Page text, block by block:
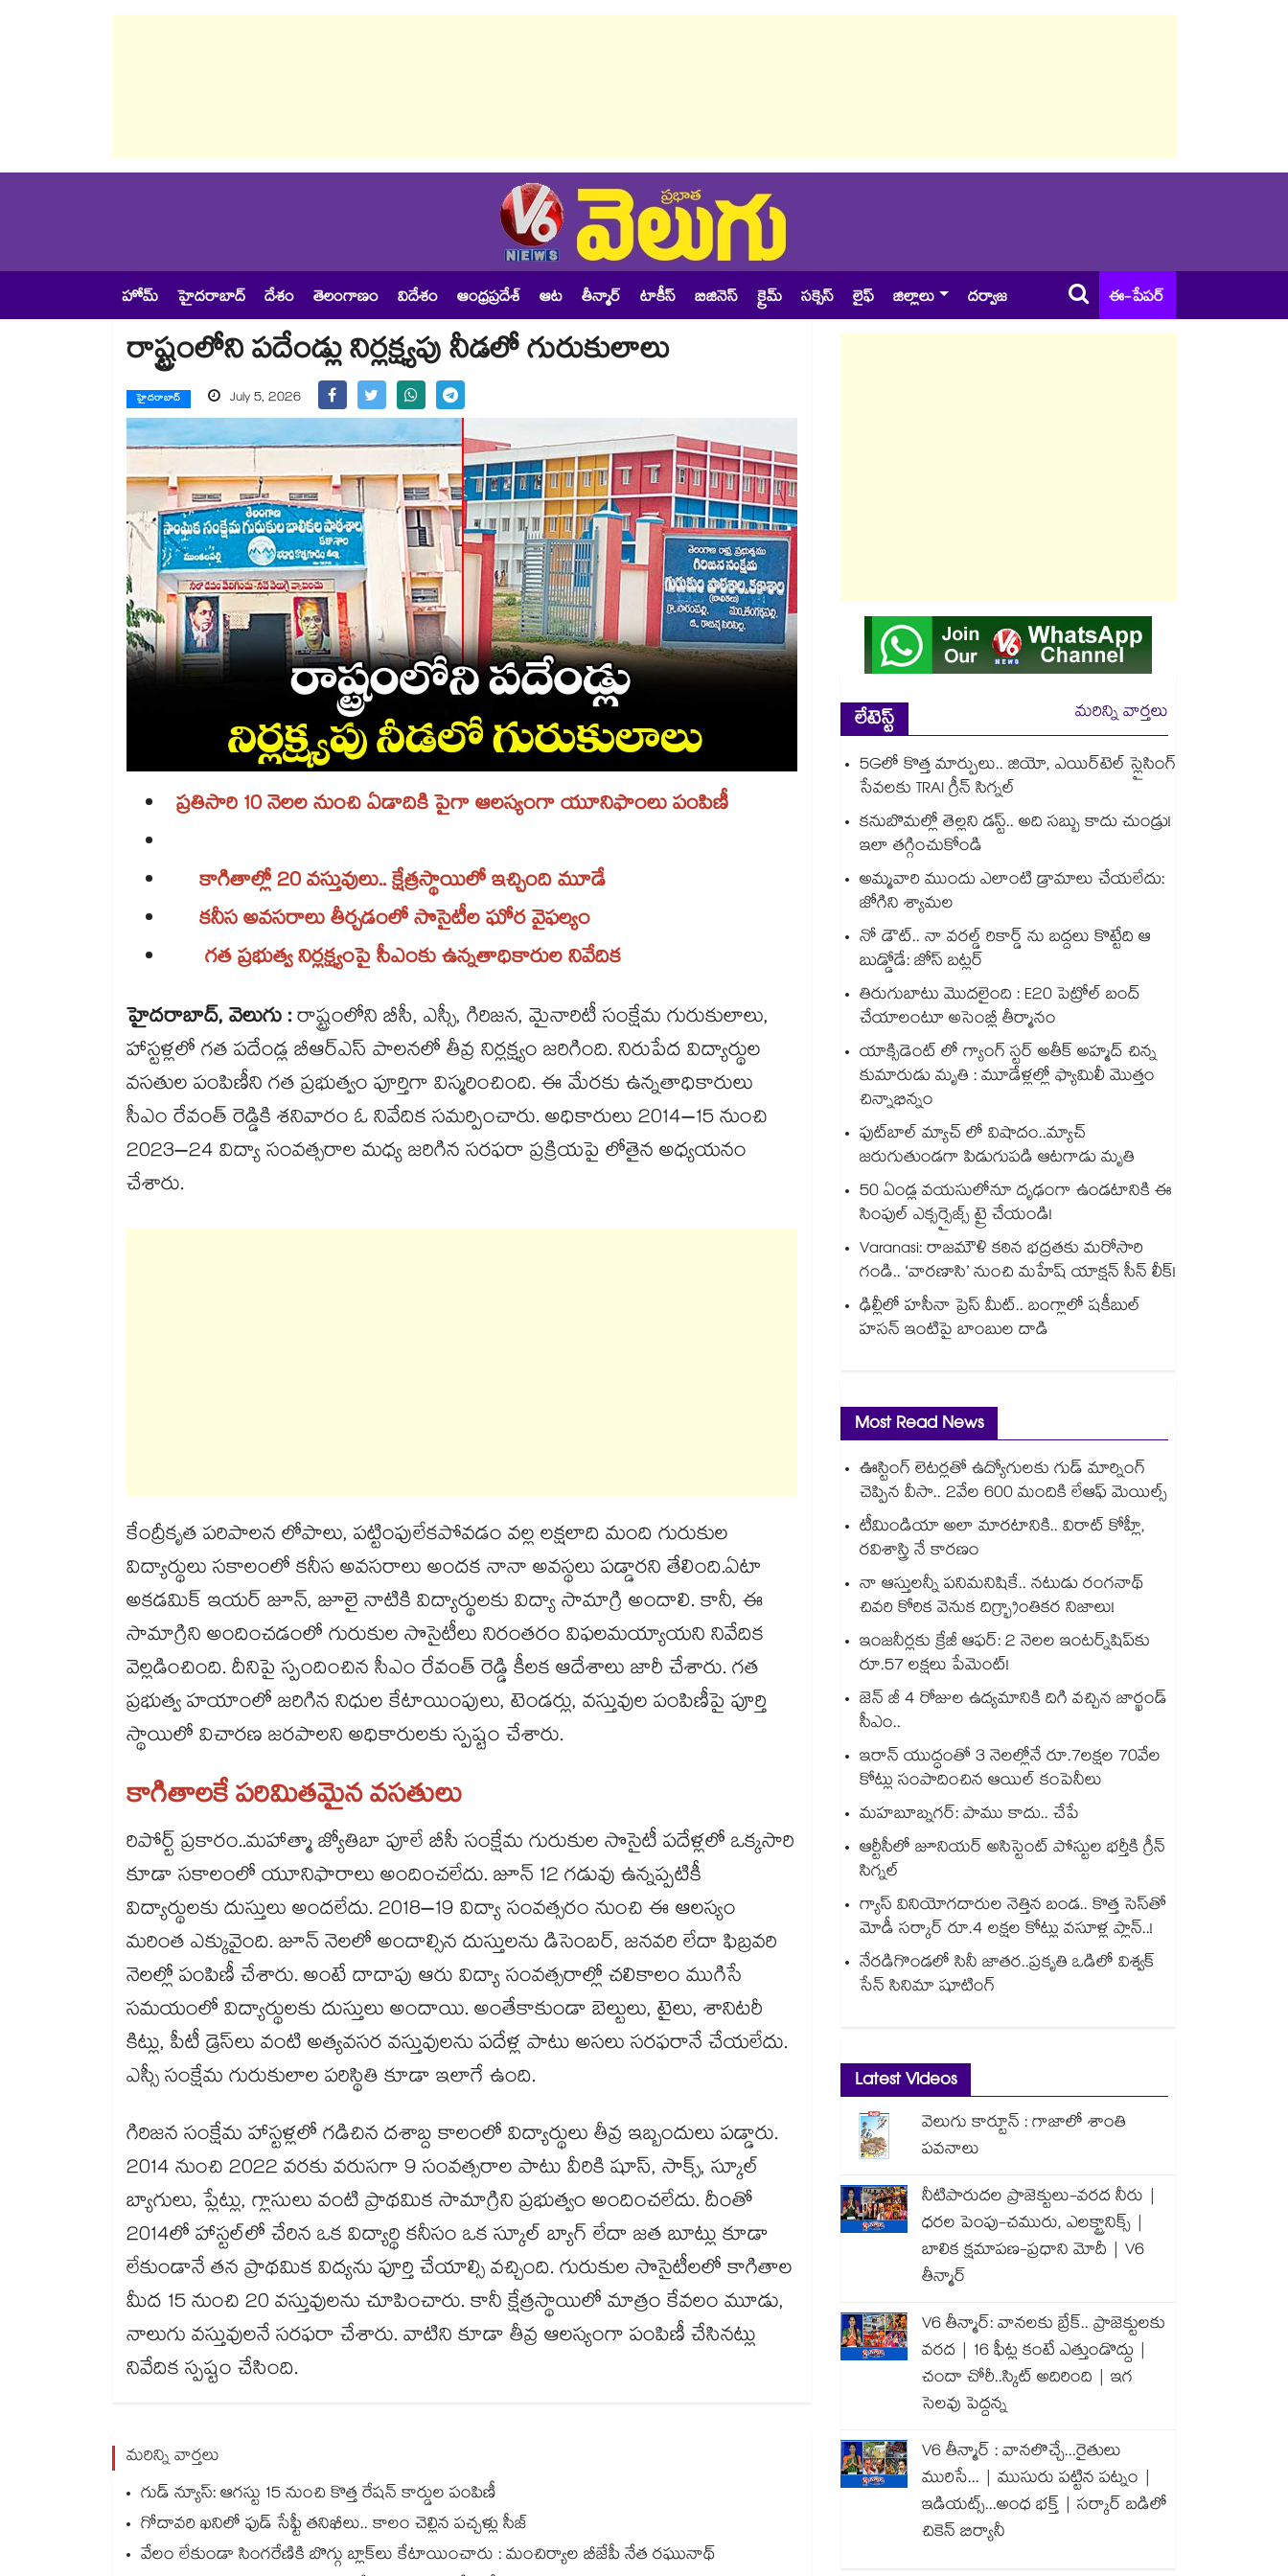
హోమ్ హైదరాబాద్ దేశం తెలంగాణం విదేశం ఆంధ్రప్రదేశ్ ఆట తీన్మార్ టాకీస్ బిజినెస్ క్రైమ్ సక్సెస్ లైఫ్ జిల్లాలు దర్వాజ ఈ-పేపర్
రాష్ట్రంలోని పదేండ్లు నిర్లక్ష్యపు నీడలో గురుకులాలు
హైదరాబాద్ July 5, 2026
ప్రతిసారి 10 నెలల నుంచి ఏడాదికి పైగా ఆలస్యంగా యూనిఫాంలు పంపిణీ
కాగితాల్లో 20 వస్తువులు.. క్షేత్రస్థాయిలో ఇచ్చింది మూడే
కనీస అవసరాలు తీర్చడంలో సొసైటీల ఘోర వైఫల్యం
గత ప్రభుత్వ నిర్లక్ష్యంపై సీఎంకు ఉన్నతాధికారుల నివేదిక
హైదరాబాద్, వెలుగు :రాష్ట్రంలోని బీసీ, ఎస్సీ, గిరిజన, మైనారిటీ సంక్షేమ గురుకులాలు,
హాస్టళ్లలో గత పదేండ్ల బీఆర్ఎస్ పాలనలో తీవ్ర నిర్లక్ష్యం జరిగింది. నిరుపేద విద్యార్థుల
వసతుల పంపిణీని గత ప్రభుత్వం పూర్తిగా విస్మరించింది. ఈ మేరకు ఉన్నతాధికారులు
సీఎం రేవంత్ రెడ్డికి శనివారం ఓ నివేదిక సమర్పించారు. అధికారులు 2014–15 నుంచి
2023–24 విద్యా సంవత్సరాల మధ్య జరిగిన సరఫరా ప్రక్రియపై లోతైన అధ్యయనం
చేశారు.
కేంద్రీకృత పరిపాలన లోపాలు, పట్టింపులేకపోవడం వల్ల లక్షలాది మంది గురుకుల
విద్యార్థులు సకాలంలో కనీస అవసరాలు అందక నానా అవస్థలు పడ్డారని తేలింది.ఏటా
అకడమిక్ ఇయర్ జూన్, జూలై నాటికి విద్యార్థులకు విద్యా సామాగ్రి అందాలి. కానీ, ఈ
సామాగ్రిని అందించడంలో గురుకుల సొసైటీలు నిరంతరం విఫలమయ్యాయని నివేదిక
వెల్లడించింది. దీనిపై స్పందించిన సీఎం రేవంత్ రెడ్డి కీలక ఆదేశాలు జారీ చేశారు. గత
ప్రభుత్వ హయాంలో జరిగిన నిధుల కేటాయింపులు, టెండర్లు, వస్తువుల పంపిణీపై పూర్తి
స్థాయిలో విచారణ జరపాలని అధికారులకు స్పష్టం చేశారు.
కాగితాలకే పరిమితమైన వసతులు
రిపోర్ట్​ ప్రకారం..మహాత్మా జ్యోతిబా పూలే బీసీ సంక్షేమ గురుకుల సొసైటీ పదేళ్లలో ఒక్కసారి
కూడా సకాలంలో యూనిఫారాలు అందించలేదు. జూన్ 12 గడువు ఉన్నప్పటికీ
విద్యార్థులకు దుస్తులు అందలేదు. 2018–19 విద్యా సంవత్సరం నుంచి ఈ ఆలస్యం
మరింత ఎక్కువైంది. జూన్ నెలలో అందాల్సిన దుస్తులను డిసెంబర్, జనవరి లేదా ఫిబ్రవరి
నెలల్లో పంపిణీ చేశారు. అంటే దాదాపు ఆరు విద్యా సంవత్సరాల్లో చలికాలం ముగిసే
సమయంలో విద్యార్థులకు దుస్తులు అందాయి. అంతేకాకుండా బెల్టులు, టైలు, శానిటరీ
కిట్లు, పీటీ డ్రెస్‌‌లు వంటి అత్యవసర వస్తువులను పదేళ్ల పాటు అసలు సరఫరానే చేయలేదు.
ఎస్సీ సంక్షేమ గురుకులాల పరిస్థితి కూడా ఇలాగే ఉంది.
గిరిజన సంక్షేమ హాస్టళ్లలో గడిచిన దశాబ్ద కాలంలో విద్యార్థులు తీవ్ర ఇబ్బందులు పడ్డారు.
2014 నుంచి 2022 వరకు వరుసగా 9 సంవత్సరాల పాటు వీరికి షూస్, సాక్స్, స్కూల్
బ్యాగులు, ప్లేట్లు, గ్లాసులు వంటి ప్రాథమిక సామాగ్రిని ప్రభుత్వం అందించలేదు. దీంతో
2014లో హాస్టల్‌‌లో చేరిన ఒక విద్యార్థి కనీసం ఒక స్కూల్ బ్యాగ్ లేదా జత బూట్లు కూడా
లేకుండానే తన ప్రాథమిక విద్యను పూర్తి చేయాల్సి వచ్చింది. గురుకుల సొసైటీలలో కాగితాల
మీద 15 నుంచి 20 వస్తువులను చూపించారు. కానీ క్షేత్రస్థాయిలో మాత్రం కేవలం మూడు,
నాలుగు వస్తువులనే సరఫరా చేశారు. వాటిని కూడా తీవ్ర ఆలస్యంగా పంపిణీ చేసినట్లు
నివేదిక స్పష్టం చేసింది.
మరిన్ని వార్తలు
గుడ్ న్యూస్: ఆగస్టు 15 నుంచి కొత్త రేషన్ కార్డుల పంపిణీ
గోదావరి ఖనిలో ఫుడ్ సేఫ్టీ తనిఖీలు.. కాలం చెల్లిన పచ్చళ్లు సీజ్
వేలం లేకుండా సింగరేణికి బొగ్గు బ్లాక్‌‌‌‌‌‌‌‌లు కేటాయించారు : మంచిర్యాల బీజేపీ నేత రఘునాథ్
లేటెస్ట్
మరిన్ని వార్తలు
5Gలో కొత్త మార్పులు.. జియో, ఎయిర్‌టెల్ స్లైసింగ్
సేవలకు TRAI గ్రీన్ సిగ్నల్
కనుబొమల్లో తెల్లని డస్ట్.. అది సబ్బు కాదు చుండ్రు!
ఇలా తగ్గించుకోండి
అమ్మవారి ముందు ఎలాంటి డ్రామాలు చేయలేదు:
జోగిని శ్యామల
నో డౌట్.. నా వరల్డ్ రికార్డ్ ను బద్దలు కొట్టేది ఆ
బుడ్డోడే: జోస్ బట్లర్
తిరుగుబాటు మొదలైంది : E20 పెట్రోల్ బంద్
చేయాలంటూ అసెంబ్లీ తీర్మానం
యాక్సిడెంట్ లో గ్యాంగ్ స్టర్ అతీక్ అహ్మద్ చిన్న
కుమారుడు మృతి : మూడేళ్లల్లో ఫ్యామిలీ మొత్తం
చిన్నాభిన్నం
ఫుట్‌బాల్ మ్యాచ్ లో విషాదం..మ్యాచ్
జరుగుతుండగా పిడుగుపడి ఆటగాడు మృతి
50 ఏండ్ల వయసులోనూ దృఢంగా ఉండటానికి ఈ
సింపుల్ ఎక్సర్సైజ్స్ ట్రై చేయండి!
Varanasi: రాజమౌళి కఠిన భద్రతకు మరోసారి
గండి.. ‘వారణాసి’ నుంచి మహేష్ యాక్షన్ సీన్ లీక్!
ఢిల్లీలో హసీనా ప్రెస్ మీట్.. బంగ్లాలో షకీబుల్
హసన్ ఇంటిపై బాంబుల దాడి
Most Read News
ఊస్టింగ్ లెటర్లతో ఉద్యోగులకు గుడ్ మార్నింగ్
చెప్పిన వీసా.. 2వేల 600 మందికి లేఆఫ్ మెయిల్స్
టీమిండియా అలా మారటానికి.. విరాట్ కోహ్లీ,
రవిశాస్త్రి నే కారణం
నా ఆస్తులన్నీ పనిమనిషికే.. నటుడు రంగనాథ్
చివరి కోరిక వెనుక దిగ్భ్రాంతికర నిజాలు!
ఇంజనీర్లకు క్రేజీ ఆఫర్: 2 నెలల ఇంటర్న్‌షిప్‌కు
రూ.57 లక్షలు పేమెంట్!
జెన్ జీ 4 రోజుల ఉద్యమానికి దిగి వచ్చిన జార్ఖండ్
సీఎం..
ఇరాన్ యుద్ధంతో 3 నెలల్లోనే రూ.7లక్షల 70వేల
కోట్లు సంపాదించిన ఆయిల్ కంపెనీలు
మహబూబ్నగర్: పాము కాదు.. చేపే
ఆర్టీసీలో జూనియర్ అసిస్టెంట్‌‌ పోస్టుల భర్తీకి గ్రీన్‌‌
సిగ్నల్
గ్యాస్ వినియోగదారుల నెత్తిన బండ.. కొత్త సెస్‌తో
మోడీ సర్కార్ రూ.4 లక్షల కోట్లు వసూళ్ల ప్లాన్..!
నేరడిగొండలో సినీ జాతర..ప్రకృతి ఒడిలో విశ్వక్
సేన్ సినిమా షూటింగ్
Latest Videos
వెలుగు కార్టూన్ : గాజాలో శాంతి
పవనాలు
నీటిపారుదల ప్రాజెక్టులు-వరద నీరు |
ధరల పెంపు-చమురు, ఎలక్ట్రానిక్స్ |
బాలిక క్షమాపణ-ప్రధాని మోదీ | V6
తీన్మార్
V6 తీన్మార్: వానలకు బ్రేక్.. ప్రాజెక్టులకు
వరద | 16 ఫీట్ల కంటే ఎత్తుండొద్దు |
చందా చోరీ..స్కిట్ అదిరింది | ఇగ
సెలవు పెద్దన్న
V6 తీన్మార్ : వానలొచ్చే...రైతులు
మురిసే... | ముసురు పట్టిన పట్నం |
ఇడియట్స్...అంధ భక్త్ | సర్కార్ బడిలో
చికెన్ బిర్యానీ